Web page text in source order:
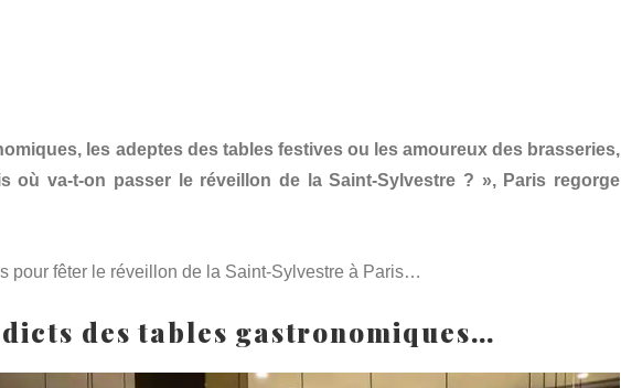
les adeptes des tables festives ou les amoureux des brasseries,
où va-t-on passer le réveillon de la Saint-Sylvestre ? », Paris regorge
pour fêter le réveillon de la Saint-Sylvestre à Paris…
des tables gastronomiques…